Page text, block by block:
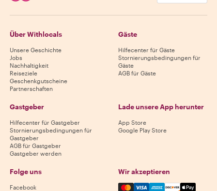
Über Withlocals
Unsere Geschichte
Jobs
Nachhaltigkeit
Reiseziele
Geschenkgutscheine
Partnerschaften
Gäste
Hilfecenter für Gäste
Stornierungsbedingungen für
Gäste
AGB für Gäste
Gastgeber
Hilfecenter für Gastgeber
Stornierungsbedingungen für
Gastgeber
AGB für Gastgeber
Gastgeber werden
Lade unsere App herunter
App Store
Google Play Store
Folge uns
Facebook
Wir akzeptieren
Mastercard, Visa, Amex,